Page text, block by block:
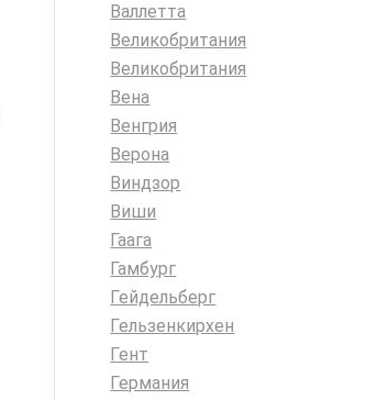
Валлетта
Великобритания
Великобритания
Вена
Венгрия
Верона
Виндзор
Виши
Гаага
Гамбург
Гейдельберг
Гельзенкирхен
Гент
Германия